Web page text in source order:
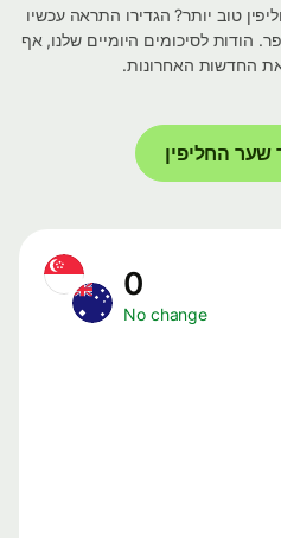
טוב יותר? הגדירו התראה עכשיו
לסיכומים היומיים שלנו, אף
האחרונות.
החליפין
No change